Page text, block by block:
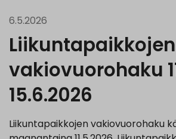
6.5.2026
Liikuntapaikkojen
vakiovuorohaku
15.6.2026
Liikuntapaikkojen vakiovuorohaku